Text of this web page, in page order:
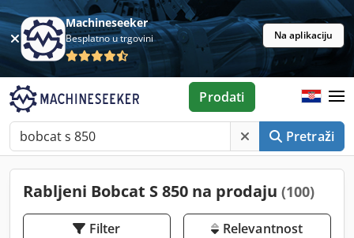
Machineseeker
Besplatno u trgovini Na aplikaciju
Pretraži
Prodati
Rabljeni Bobcat S 850 na prodaju (100)
Filter Relevantnost